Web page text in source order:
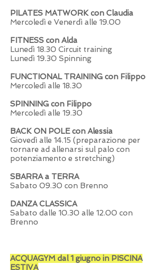
PILATES MATWORK con Claudia
Mercoledì e Venerdì alle 19.00
FITNESS con Alda
Lunedì 18.30 Circuit training
Lunedì 19.30 Spinning
FUNCTIONAL TRAINING con Filippo
Mercoledì alle 18.30
SPINNING con Filippo
Mercoledì alle 19.30
BACK ON POLE con Alessia
Giovedì alle 14.15 (preparazione per
tornare ad allenarsi sul palo con
potenziamento e stretching)
SBARRA a TERRA
Sabato 09.30 con Brenno
DANZA CLASSICA
Sabato dalle 10.30 alle 12.00 con
Brenno
ACQUAGYM dal 1 giugno in PISCINA
ESTIVA